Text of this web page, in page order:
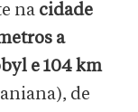
na cidade
a
e 104 km
de